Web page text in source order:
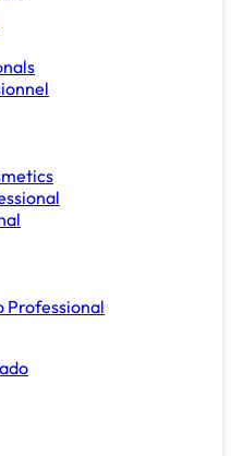
Professional